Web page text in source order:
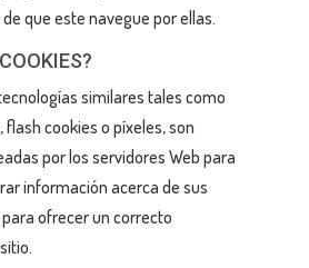
que este navegue por ellas.
similares tales como
flash cookies o píxeles, son
por los servidores Web para
información acerca de sus
ofrecer un correcto